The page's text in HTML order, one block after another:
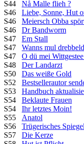
S44 Nå Malle flieh ?
S46 Liebe, Sonne, Hut
S46 Meiersch Obba
S46 Dr Bandworm
S47 Em Stall
S47 Wanns mul drebbeld
S47 O dü mei
S48 Der Landarzt
S50 Das weiße Gold
S52 Bestsellerautor
S53 Handbuch
S54 Beklaute Frauen
S54 Ihr letztes Moin!
S55 Anatol
S56 Trügerisches
S57 Die Kerze